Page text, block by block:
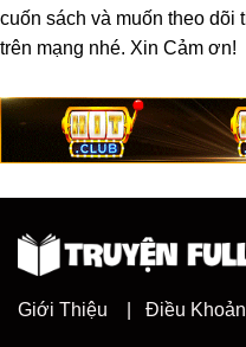
cuốn sách và muốn theo dõi
trên mạng nhé. Xin Cảm ơn!
Giới Thiệu Điều Khoản